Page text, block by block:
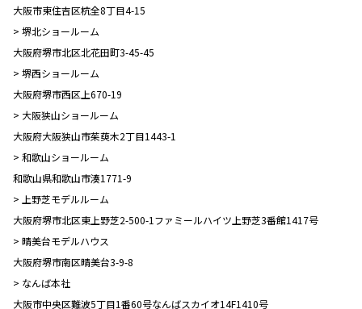
大阪市東住吉区杭全8丁目4-15
> 堺北ショールーム
大阪府堺市北区北花田町3-45-45
> 堺西ショールーム
大阪府堺市西区上670-19
> 大阪狭山ショールーム
大阪府大阪狭山市茱萸木2丁目1443-1
> 和歌山ショールーム
和歌山県和歌山市湊1771-9
> 上野芝モデルルーム
大阪府堺市北区東上野芝2-500-1ファミールハイツ上野芝3番館1417号
> 晴美台モデルハウス
大阪府堺市南区晴美台3-9-8
> なんば本社
大阪市中央区難波5丁目1番60号なんばスカイオ14F1410号